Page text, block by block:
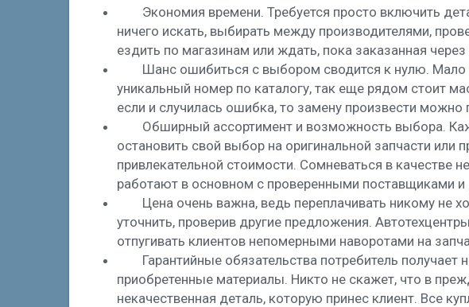
Экономия времени. Требуется просто включить
ничего искать, выбирать между производителями,
ездить по магазинам или ждать, пока заказанная
Шанс ошибиться с выбором сводится к нулю.
уникальный номер по каталогу, так еще рядом стоит
если и случилась ошибка, то замену произвести
Обширный ассортимент и возможность выбора.
остановить свой выбор на оригинальной запчасти или
привлекательной стоимости. Сомневаться в качестве
работают в основном с проверенными поставщиками и
Цена очень важна, ведь переплачивать никому не
уточнить, проверив другие предложения.
отпугивать клиентов непомерными наворотами на
Гарантийные обязательства потребитель
приобретенные материалы. Никто не скажет, что в
некачественная деталь, которую принес клиент. Все